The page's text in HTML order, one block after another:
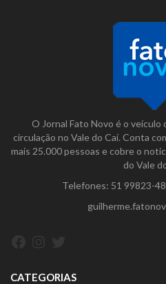
O Jornal Fato Novo é o veículo
circulação no Vale do Caí. Conta
mais 25.000 pessoas e cobre o
do Vale
Telefones: 51 99823-
CATEGORIAS